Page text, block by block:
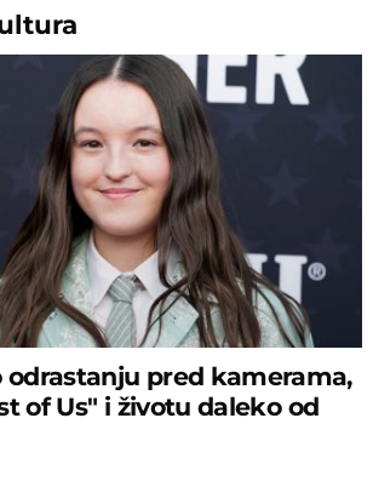
odrastanju pred kamerama,
of Us" i životu daleko od